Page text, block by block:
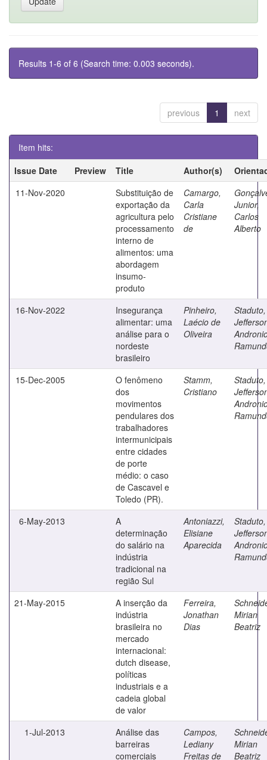
Results 1-6 of 6 (Search time: 0.003 seconds).
previous 1 next
Item hits:
Issue Date
Preview Title Author(s)
11-Nov-2020
Substituição de
exportação da
agricultura pelo
processamento
interno de
alimentos: uma
abordagem
insumo-
produto
Camargo,
Carla
Cristiane
de
Junior,
Carlos
Alberto
16-Nov-2022
Insegurança
alimentar: uma
análise para o
nordeste
brasileiro
Pinheiro,
Laécio de
Oliveira
Staduto,
15-Dec-2005
O fenômeno
dos
movimentos
pendulares dos
trabalhadores
intermunicipais
entre cidades
de porte
médio: o caso
de Cascavel e
Toledo (PR).
Stamm,
Cristiano
Staduto,
6-May-2013
A
determinação
do salário na
indústria
tradicional na
região Sul
Antoniazzi,
Elisiane
Aparecida
Staduto,
21-May-2015
A inserção da
indústria
brasileira no
mercado
internacional:
dutch disease,
políticas
industriais e a
cadeia global
de valor
Ferreira,
Jonathan
Dias
Mirian
Beatriz
1-Jul-2013
Análise das
barreiras
comerciais
Campos,
Lediany
Freitas de
Mirian
Beatriz